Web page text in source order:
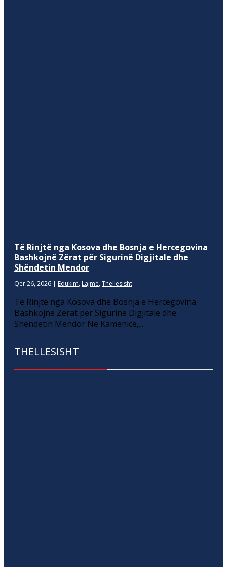
Të Rinjtë nga Kosova dhe Bosnja e Hercegovina
Bashkojnë Zërat për Sigurinë Digjitale dhe
Shëndetin Mendor
Qer 26, 2026 | Edukim, Lajme, Thellesisht
Të Rinjtë nga Kosova dhe Bosnja e Hercegovina
Bashkojnë Zërat për Sigurinë Digjitale dhe
Shëndetin Mendor Në Kamenicë,...
THELLESISHT